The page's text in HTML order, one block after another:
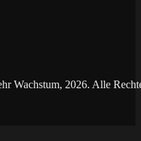
Wachstum, 2026. Alle